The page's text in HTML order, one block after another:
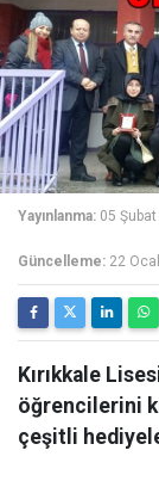
Yayınlanma: 05
Güncelleme: 22
Kırıkkale
öğrencilerini
çeşitli